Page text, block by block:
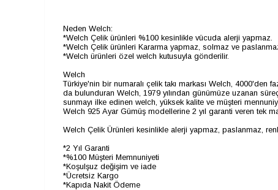
Neden Welch:
*Welch Çelik ürünleri %100 kesinlikle vücuda alerji yapmaz.
*Welch Çelik ürünleri Kararma yapmaz, solmaz ve
*Welch ürünleri özel welch kutusuyla gönderilir.
Welch
Türkiye'nin bir numaralı çelik takı markası Welch,
da bulunduran Welch, 1979 yılından günümüze uzanan
sunmayı ilke edinen welch, yüksek kalite ve müşteri
Welch 925 Ayar Gümüş modellerine 2 yıl garanti veren tek
Welch Çelik Ürünleri kesinlikle alerji yapmaz, paslanmaz,
*2 Yıl Garanti
*%100 Müşteri Memnuniyeti
*Koşulşuz değişim ve iade
*Ücretsiz Kargo
*Kapıda Nakit Ödeme